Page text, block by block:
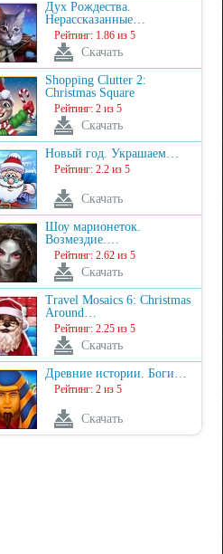
Дух Рождества.
Нерассказанные…
Рейтинг: 1.86 из 5
Скачать
Shopping Clutter 2:
Christmas Square
Рейтинг: 2 из 5
Скачать
Новый год. Украшаем…
Рейтинг: 2.2 из 5
Скачать
Шоу марионеток.
Возмездие.…
Рейтинг: 2.62 из 5
Скачать
Travel Mosaics 6: Christmas
Around…
Рейтинг: 2.25 из 5
Скачать
Древние истории. Боги…
Рейтинг: 2 из 5
Скачать